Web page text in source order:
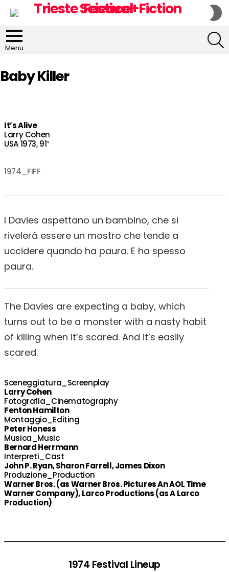
Menu
Baby Killer
It’s Alive
Larry Cohen
USA 1973, 91′
1974_FIFF
I Davies aspettano un bambino, che si
rivelerà essere un mostro che tende a
uccidere quando ha paura. E ha spesso
paura.
The Davies are expecting a baby, which
turns out to be a monster with a nasty habit
of killing when it’s scared. And it’s easily
scared.
Sceneggiatura_Screenplay
Larry Cohen
Fotografia_Cinematography
Fenton Hamilton
Montaggio_Editing
Peter Honess
Musica_Music
Bernard Herrmann
Interpreti_Cast
John P. Ryan, Sharon Farrell, James Dixon
Produzione_Production
Warner Bros. (as Warner Bros. Pictures An AOL Time
Warner Company), Larco Productions (as A Larco
Production)
1974 Festival Lineup